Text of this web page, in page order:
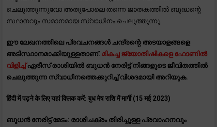
ചെലുത്തുന്നുവോ അതുപോലെ തന്നെ ജാതകത്തിൽ ബുദ്ധന്റെ
സ്ഥാനവും സമാനമായ സ്വാധീനം ചെലുത്തുന്നു.
ഈ ലേഖനത്തിലെ പ്രവചനങ്ങൾ ചന്ദ്രന്റെ അടയാളങ്ങളെ
അടിസ്ഥാനമാക്കിയുള്ളതാണ്. മികച്ച ജ്യോതിഷികളെ ഫോണിൽ
വിളിച്ച്ഏരീസ് രാശിയിൽ ബുധൻ നേരിട്ട് നിങ്ങളുടെ ജീവിതത്തിൽ
ചെലുത്തുന്ന സ്വാധീനത്തെക്കുറിച്ച് വിശദമായി അറിയുക.
हिंदी में पढ़ने के लिए यहां क्लिक करें: बुध मेष राशि में मार्गी (15 मई 2023)
ബുധൻ നേരിട്ട് മേടം: രാശിചക്രം തിരിച്ചുള്ള പ്രവാഹനവും